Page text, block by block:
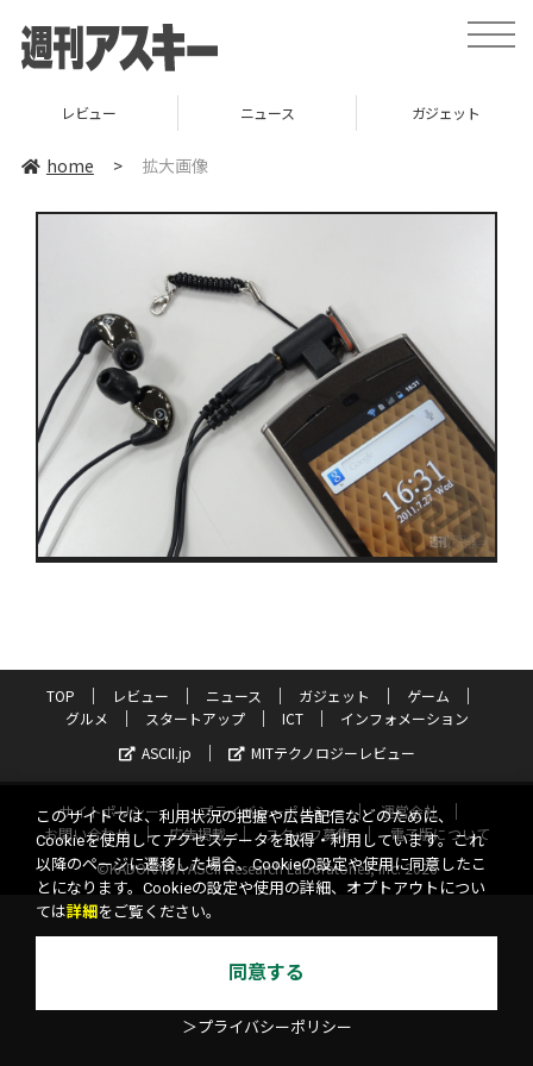
toggle
レビュー ニュース ガジェット
home > 拡大画像
TOP レビュー ニュース ガジェット
ゲーム
グルメ
スタートアップ ICT
インフォメーション
ASCII.jp
MITテクノロジーレビュー
サイトポリシー プライバシーポリシー
運営会社
お問い合わせ
広告掲載 スタッフ募集
電子版について
©KADOKAWA ASCII Research Laboratories, Inc. 2026
このサイトでは、利用状況の把握や広告配信などのために、
Cookieを使用してアクセスデータを取得・利用しています。これ
以降のページに遷移した場合、Cookieの設定や使用に同意したこ
とになります。Cookieの設定や使用の詳細、オプトアウトについ
ては詳細 をご覧ください。
同意する
＞プライバシーポリシー